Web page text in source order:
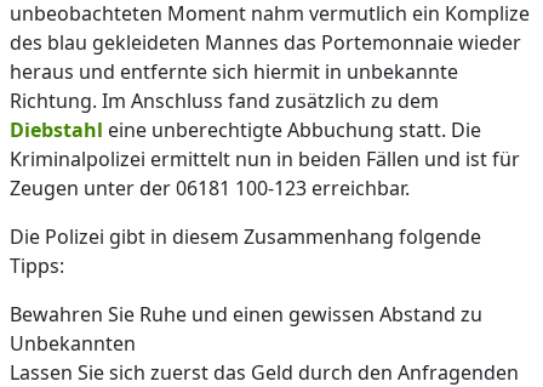
unbeobachteten Moment nahm vermutlich ein Komplize
des blau gekleideten Mannes das Portemonnaie wieder
heraus und entfernte sich hiermit in unbekannte
Richtung. Im Anschluss fand zusätzlich zu dem
Diebstahl eine unberechtigte Abbuchung statt. Die
Kriminalpolizei ermittelt nun in beiden Fällen und ist für
Zeugen unter der 06181 100-123 erreichbar.
Die Polizei gibt in diesem Zusammenhang folgende
Tipps:
Bewahren Sie Ruhe und einen gewissen Abstand zu
Unbekannten
Lassen Sie sich zuerst das Geld durch den Anfragenden